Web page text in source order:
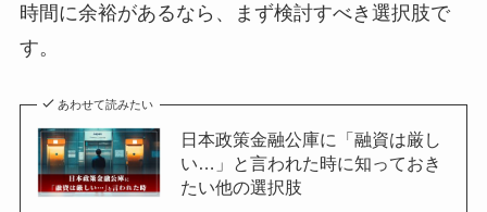
時間に余裕があるなら、まず検討すべき選択肢で
す。
あわせて読みたい
日本政策金融公庫に「融資は厳し
い…」と言われた時に知っておき
たい他の選択肢